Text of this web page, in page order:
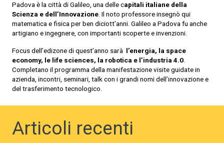
Padova è la città di Galileo, una delle capitali italiane della
Scienza e dell’Innovazione . Il noto professore insegnò qui
matematica e fisica per ben diciott’anni. Galileo a Padova fu anche
artigiano e ingegnere, con importanti scoperte e invenzioni.
Focus dell’edizone di quest’anno sarà l’energia, la space
economy, le life sciences, la robotica e l’industria 4.0
Completano il programma della manifestazione visite guidate in
azienda, incontri, seminari, talk con i grandi nomi dell’innovazione e
del trasferimento tecnologico.
Articoli recenti